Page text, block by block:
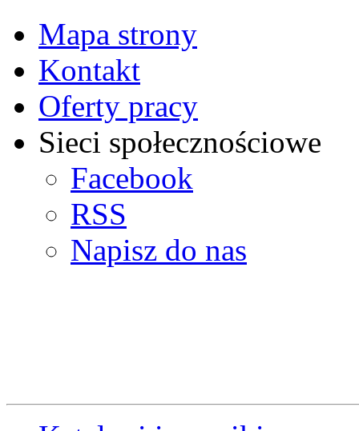
Mapa strony
Kontakt
Oferty pracy
Sieci społecznościowe
Facebook
RSS
Napisz do nas